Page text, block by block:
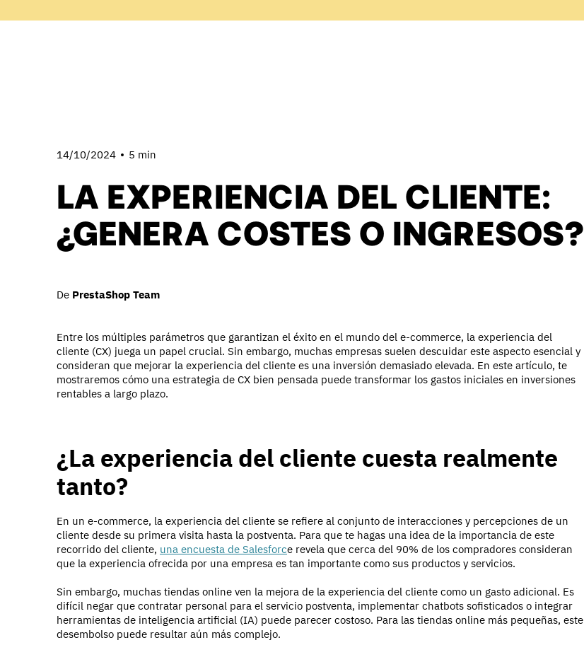
14/10/2024 5 min
LA EXPERIENCIA DEL CLIENTE:
¿GENERA COSTES O INGRESOS?
De PrestaShop Team
Entre los múltiples parámetros que garantizan el éxito en el mundo del e-commerce, la experiencia del
cliente (CX) juega un papel crucial. Sin embargo, muchas empresas suelen descuidar este aspecto esencial y
consideran que mejorar la experiencia del cliente es una inversión demasiado elevada. En este artículo, te
mostraremos cómo una estrategia de CX bien pensada puede transformar los gastos iniciales en inversiones
rentables a largo plazo.
¿La experiencia del cliente cuesta realmente
tanto?
En un e-commerce, la experiencia del cliente se refiere al conjunto de interacciones y percepciones de un
cliente desde su primera visita hasta la postventa. Para que te hagas una idea de la importancia de este
recorrido del cliente, una encuesta de Salesforce revela que cerca del 90% de los compradores consideran
que la experiencia ofrecida por una empresa es tan importante como sus productos y servicios.
Sin embargo, muchas tiendas online ven la mejora de la experiencia del cliente como un gasto adicional. Es
difícil negar que contratar personal para el servicio postventa, implementar chatbots sofisticados o integrar
herramientas de inteligencia artificial (IA) puede parecer costoso. Para las tiendas online más pequeñas, este
desembolso puede resultar aún más complejo.